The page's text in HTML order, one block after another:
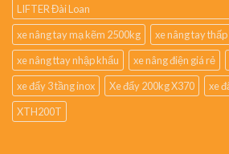
LIFTER Đài Loan
xe nâng tay mạ kẽm 2500kg
xe nâng tay
xe nâng ttay nhập khẩu
xe nâng điện giá rẻ
xe đẩy 3 tầng inox
Xe đẩy 200kg X370
xe
XTH200T